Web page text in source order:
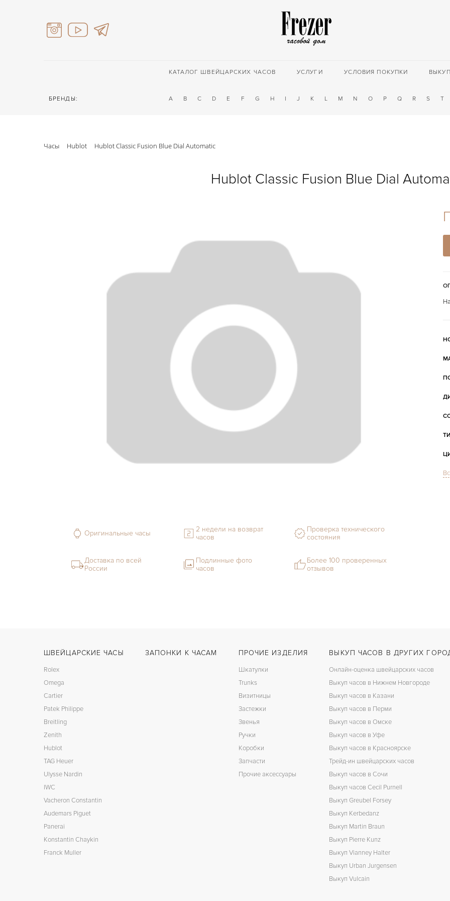
КАТАЛОГ ШВЕЙЦАРСКИХ ЧАСОВ УСЛУГИ УСЛОВИЯ ПОКУПКИ ВЫКУП
БРЕНДЫ: A B C D E F G H I J K L M N O P Q R S T
Часы Hublot Hublot Classic Fusion Blue Dial Automatic
Hublot Classic Fusion Blue Dial
Оригинальные часы
2 недели на возврат
часов
Проверка технического
состояния
Доставка по всей
России
Подлинные фото
часов
Более 100 проверенных
отзывов
ШВЕЙЦАРСКИЕ ЧАСЫ
Rolex
Omega
Cartier
Patek Philippe
Breitling
Zenith
Hublot
TAG Heuer
Ulysse Nardin
IWC
Vacheron Constantin
Audemars Piguet
Panerai
Konstantin Chaykin
Franck Muller
ЗАПОНКИ К ЧАСАМ ПРОЧИЕ ИЗДЕЛИЯ
Шкатулки
Trunks
Визитницы
Застежки
Звенья
Ручки
Коробки
Запчасти
Прочие аксессуары
ВЫКУП ЧАСОВ В ДРУГИХ
Онлайн-оценка швейцарских часов
Выкуп часов в Нижнем Новгороде
Выкуп часов в Казани
Выкуп часов в Перми
Выкуп часов в Омске
Выкуп часов в Уфе
Выкуп часов в Красноярске
Трейд-ин швейцарских часов
Выкуп часов в Сочи
Выкуп часов Cecil Purnell
Выкуп Greubel Forsey
Выкуп Kerbedanz
Выкуп Martin Braun
Выкуп Pierre Kunz
Выкуп Vianney Halter
Выкуп Urban Jurgensen
Выкуп Vulcain